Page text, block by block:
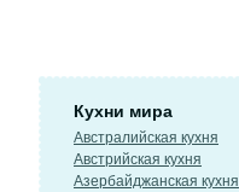
Кухни мира
Австралийская кухня
Австрийская кухня
Азербайджанская кухня